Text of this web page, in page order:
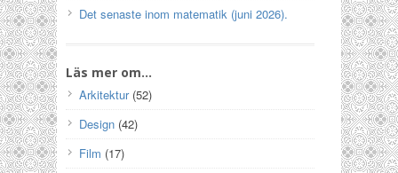
Det senaste inom matematik (juni 2026).
Läs mer om…
Arkitektur(52)
Design (42)
Film (17)